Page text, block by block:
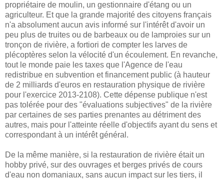
propriétaire de moulin, un gestionnaire d'étang ou un
agriculteur. Et que la grande majorité des citoyens français
n'a absolument aucun avis informé sur l'intérêt d'avoir un
peu plus de truites ou de barbeaux ou de lamproies sur un
tronçon de rivière, a fortiori de compter les larves de
plécoptères selon la vélocité d'un écoulement. En revanche,
tout le monde paie les taxes que l'Agence de l'eau
redistribue en subvention et financement public (à hauteur
de 2 milliards d'euros en restauration physique de rivière
pour l'exercice 2013-2108). Cette dépense publique n'est
pas tolérée pour des "évaluations subjectives" de la rivière
par certaines de ses parties prenantes au détriment des
autres, mais pour l'atteinte réelle d'objectifs ayant du sens et
correspondant à un intérêt général.
De la même manière, si la restauration de rivière était un
hobby privé, sur des ouvrages et berges privés de cours
d'eau non domaniaux, sans aucun impact sur les tiers, il